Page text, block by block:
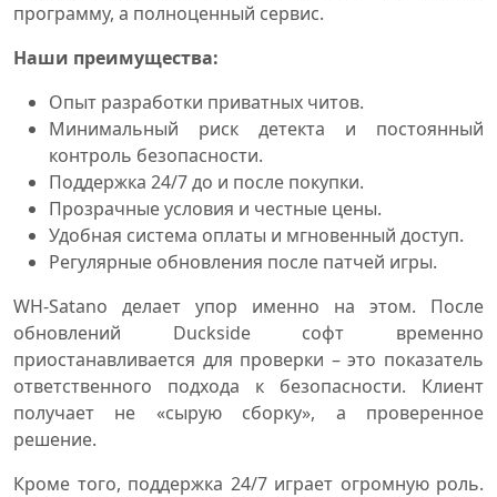
программу, а полноценный сервис.
Наши преимущества:
Опыт разработки приватных читов.
Минимальный риск детекта и постоянный
контроль безопасности.
Поддержка 24/7 до и после покупки.
Прозрачные условия и честные цены.
Удобная система оплаты и мгновенный доступ.
Регулярные обновления после патчей игры.
WH-Satano делает упор именно на этом. После
обновлений Duckside софт временно
приостанавливается для проверки – это показатель
ответственного подхода к безопасности. Клиент
получает не «сырую сборку», а проверенное
решение.
Кроме того, поддержка 24/7 играет огромную роль.